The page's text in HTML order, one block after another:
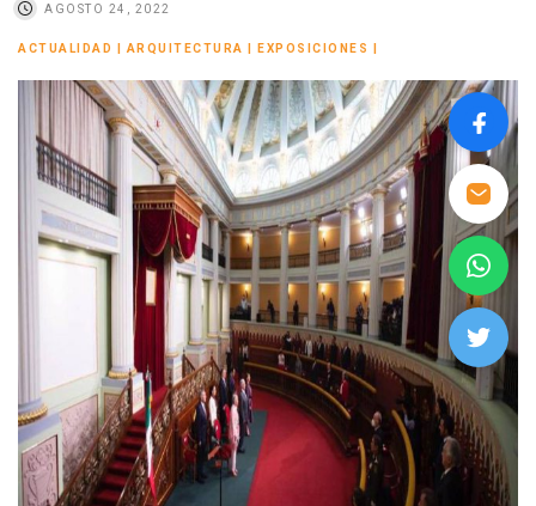
AGOSTO 24, 2022
ACTUALIDAD ARQUITECTURA EXPOSICIONES